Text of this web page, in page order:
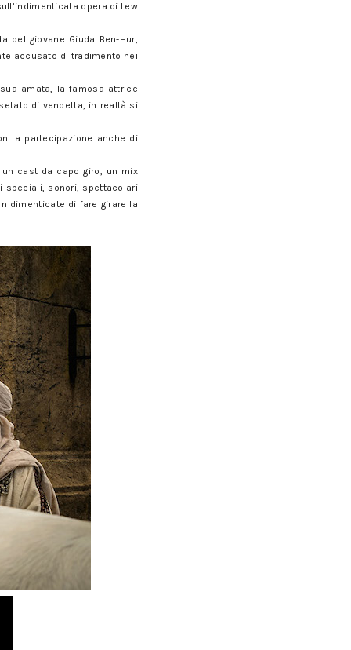
opera di Lew
del giovane Giuda Ben-Hur,
accusato di tradimento nei
amata, la famosa attrice
di vendetta, in realtà si
la partecipazione anche di
cast da capo giro, un mix
speciali, sonori, spettacolari
dimenticate di fare girare la